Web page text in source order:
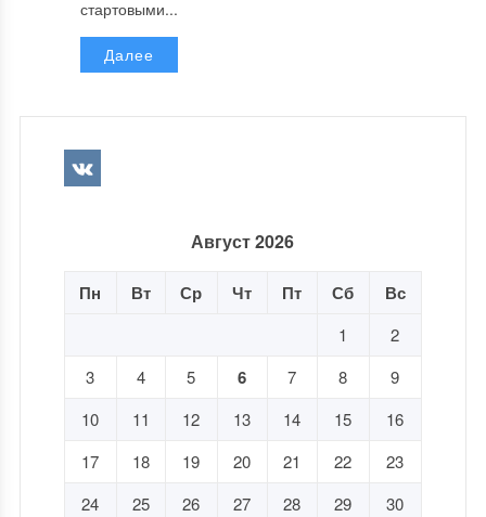
стартовыми...
Далее
Август 2026
Пн Вт Ср Чт Пт Сб Вс
1
2
3
4 5 6 7 8
9
10
11 12 13 14 15
16
17
18 19 20 21 22
23
24
25 26 27 28 29
30